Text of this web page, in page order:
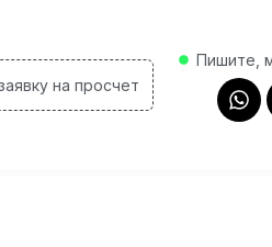
на просчет
Пишите,